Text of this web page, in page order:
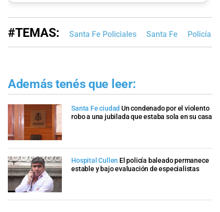
#TEMAS: Santa Fe Policiales Santa Fe Policía
Además tenés que leer:
Santa Fe ciudad Un condenado por el violento
robo a una jubilada que estaba sola en su casa
Hospital Cullen El policía baleado permanece
estable y bajo evaluación de especialistas